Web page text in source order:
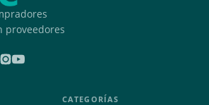
proveedores
CATEGORÍAS